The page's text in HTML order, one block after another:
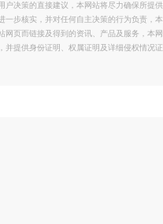
决策的直接建议，本网站将尽力确保所提
步核实，并对任何自主决策的行为负责，
页而链接及得到的资讯、产品及服务，本
提供身份证明、权属证明及详细侵权情况